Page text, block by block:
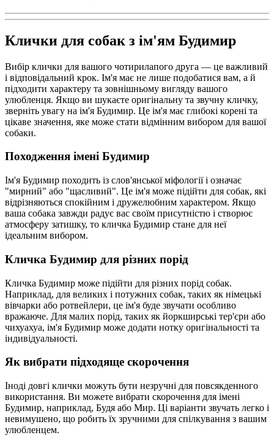
Клички для собак з ім'ям Будимир
Вибір клички для вашого чотирилапого друга — це важливий
і відповідальний крок. Ім'я має не лише подобатися вам, а й
підходити характеру та зовнішньому вигляду вашого
улюбленця. Якщо ви шукаєте оригінальну та звучну кличку,
зверніть увагу на ім'я Будимир. Це ім'я має глибокі корені та
цікаве значення, яке може стати відмінним вибором для вашої
собаки.
Походження імені Будимир
Ім'я Будимир походить із слов'янської міфології і означає
"мирний" або "щасливий". Це ім'я може підійти для собак, які
відрізняються спокійним і дружелюбним характером. Якщо
ваша собака завжди радує вас своїм присутністю і створює
атмосферу затишку, то кличка Будимир стане для неї
ідеальним вибором.
Кличка Будимир для різних порід
Кличка Будимир може підійти для різних порід собак.
Наприклад, для великих і потужних собак, таких як німецькі
вівчарки або ротвейлери, це ім'я буде звучати особливо
вражаюче. Для малих порід, таких як йоркширські тер'єри або
чихуахуа, ім'я Будимир може додати нотку оригінальності та
індивідуальності.
Як вибрати підходяще скорочення
Іноді довгі клички можуть бути незручні для повсякденного
використання. Ви можете вибрати скорочення для імені
Будимир, наприклад, Будя або Мир. Ці варіанти звучать легко і
невимушено, що робить їх зручними для спілкування з вашим
улюбленцем.